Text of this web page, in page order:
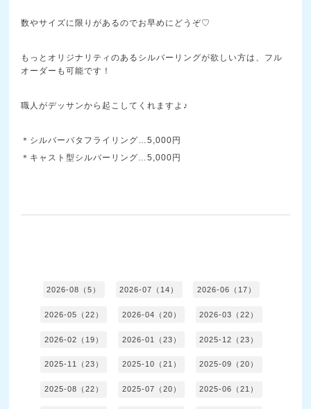
数やサイズに限りがあるのでお早めにどうぞ♡
もっとオリジナリティのあるシルバーリングが欲しい方は、フル
オーダーも可能です！
職人がデッサンから起こしてくれますよ♪
＊シルバーバタフライリング…5,000円
＊キャスト型シルバーリング…5,000円
2026-08（5） 2026-07（14） 2026-06（17）
2026-05（22） 2026-04（20） 2026-03（22）
2026-02（19） 2026-01（23） 2025-12（23）
2025-11（23） 2025-10（21） 2025-09（20）
2025-08（22） 2025-07（20） 2025-06（21）